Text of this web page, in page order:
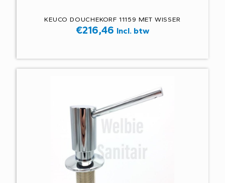
KEUCO DOUCHEKORF 11159 MET WISSER
€216,46 Incl. btw